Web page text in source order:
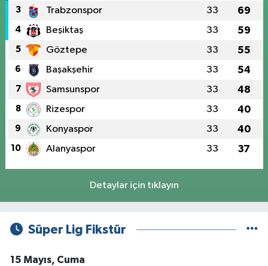
3 Trabzonspor 33 69
4 Beşiktaş 33 59
5 Göztepe 33 55
6 Başakşehir 33 54
7 Samsunspor 33 48
8 Rizespor 33 40
9 Konyaspor 33 40
10 Alanyaspor 33 37
Detaylar için tıklayın
Süper Lig Fikstür
15 Mayıs, Cuma